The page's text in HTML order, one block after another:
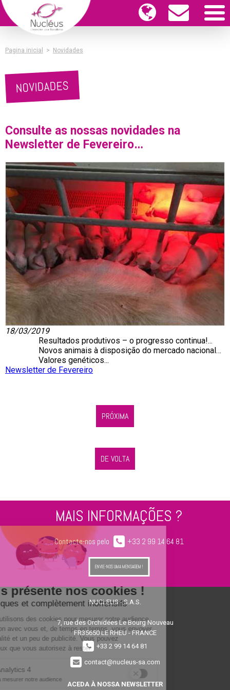
Pagina inicial > Novidades
NOVIDADES
Consulte as nossas novidades na
Newsletter de Fevereiro…
18/03/2019
Resultados produtivos – o progresso continua!...
Novos animais à disposição do mercado nacional…
Valores genéticos...
Newsletter de Fevereiro
PRÓXIMA
DE VOLTA
MAIS INFORMAÇÕES ?
Contacte-nos pelo +33 2 99 14 64 81
ENVIE-NOS UMA MENSAGEM !
NUCLEUS - S.A.S.
7, rue des Orchidées Le Bourg Nouveau
FR35650 LE RHEU - FRANCE
+33 2 99 14 64 81
contact@nucleus-sa.com
ACEDA À NOSSA NEWSLETTER